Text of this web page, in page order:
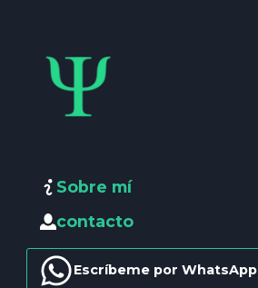
Sobre mí
contacto
Escríbeme por WhatsApp